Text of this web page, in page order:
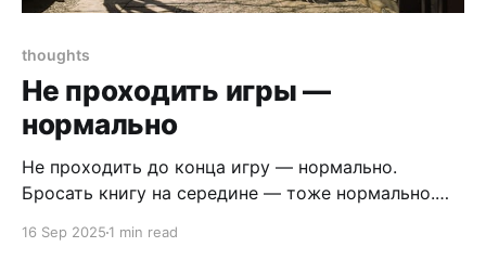
thoughts
Не проходить игры —
нормально
Не проходить до конца игру — нормально.
Бросать книгу на середине — тоже нормально.
продолжать. Потому что что вы мне сделаете, я в
16 Sep 2025 1 min read